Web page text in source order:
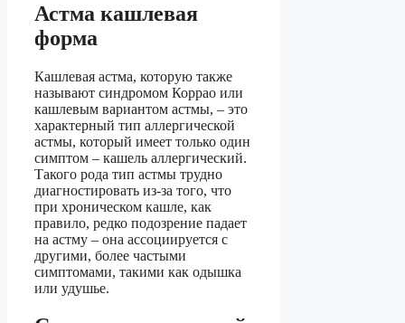
Астма кашлевая
форма
Кашлевая астма, которую также
называют синдромом Коррао или
кашлевым вариантом астмы, – это
характерный тип аллергической
астмы, который имеет только один
симптом – кашель аллергический.
Такого рода тип астмы трудно
диагностировать из-за того, что
при хроническом кашле, как
правило, редко подозрение падает
на астму – она ассоциируется с
другими, более частыми
симптомами, такими как одышка
или удушье.